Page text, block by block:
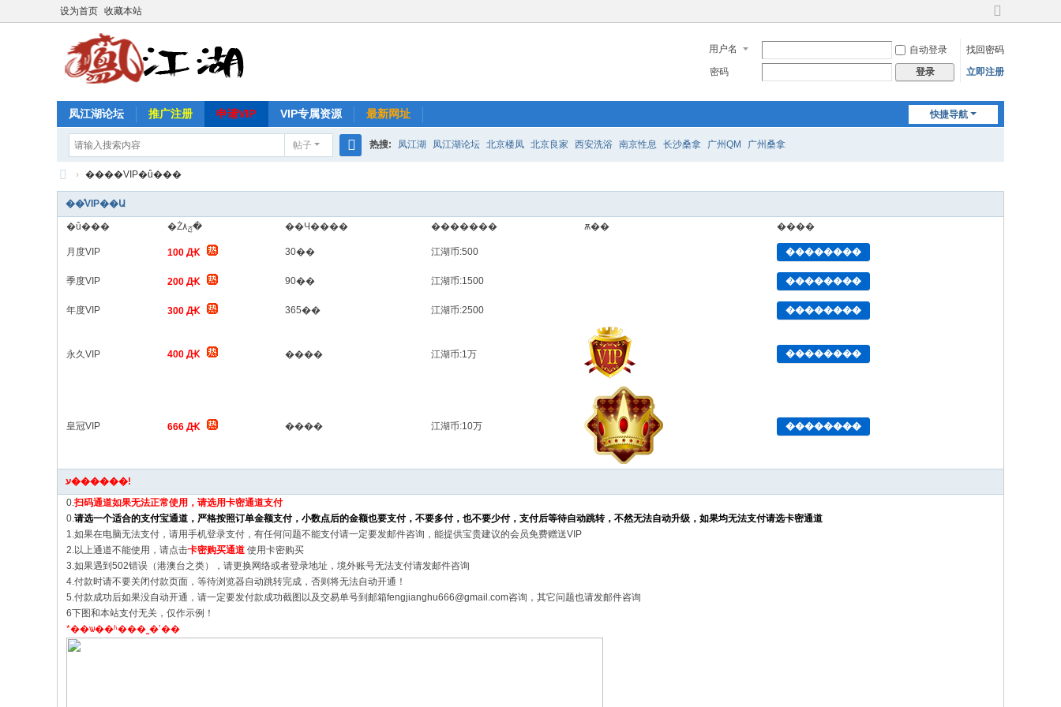
设为首页 收藏本站
切
到
宽
用户名 自动登录
找回密码
密码
登录 立即注册
快捷导航
凤江湖论坛 推广注册 申请VIP VIP专属资源 最新网址
帖子
索
热搜: 凤江湖 凤江湖论坛 北京楼凤 北京良家 西安洗浴 南京性息 长沙桑拿 广州QM 广州桑拿
凤
江
› ����VIP�û���
��ͨVIP��Ա
�û��� �Żݼ۸� ��Ч���� ������� ѫ�� ����
月度VIP 100 Ԫ 30�� 江湖币:500 ��������
季度VIP 200 Ԫ 90�� 江湖币:1500 ��������
年度VIP 300 Ԫ 365�� 江湖币:2500 ��������
永久VIP 400 Ԫ ���� 江湖币:1万 ��������
皇冠VIP 666 Ԫ ���� 江湖币:10万 ��������
ע������!
0.扫码通道如果无法正常使用，请选用卡密通道支付
0.请选一个适合的支付宝通道，严格按照订单金额支付，小数点后的金额也要支付，不要多付，也不要少付，支付后等待自动跳转，不然无法自动升级，如果均无法支付请选卡密通道
1.如果在电脑无法支付，请用手机登录支付，有任何问题不能支付请一定要发邮件咨询，能提供宝贵建议的会员免费赠送VIP
2.以上通道不能使用，请点击卡密购买通道 使用卡密购买
3.如果遇到502错误（港澳台之类），请更换网络或者登录地址，境外账号无法支付请发邮件咨询
4.付款时请不要关闭付款页面，等待浏览器自动跳转完成，否则将无法自动开通！
5.付款成功后如果没自动开通，请一定要发付款成功截图以及交易单号到邮箱fengjianghu666@gmail.com咨询，其它问题也请发邮件咨询
6下图和本站支付无关，仅作示例！
*��ѡ��ʱ���˷�ʽ��